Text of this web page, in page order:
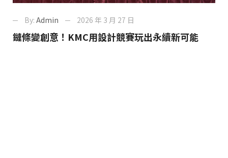
By: Admin 2026 年 3 月 27 日
鏈條變創意！KMC用設計競賽玩出永續新可能